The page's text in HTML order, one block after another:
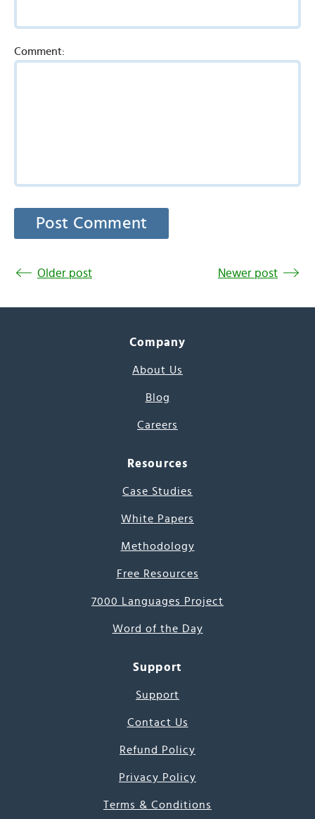
Comment:
Older post Newer post
Company
About Us
Blog
Careers
Resources
Case Studies
White Papers
Methodology
Free Resources
7000 Languages Project
Word of the Day
Support
Support
Contact Us
Refund Policy
Privacy Policy
Terms & Conditions